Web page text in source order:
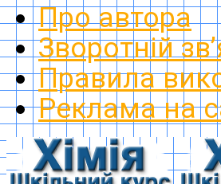
Про автора
Зворотній
Правила
Реклама на